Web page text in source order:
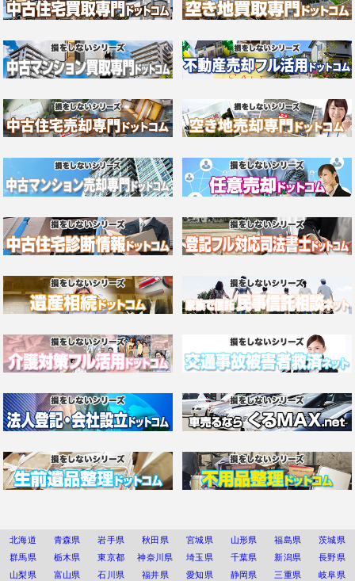
北海道 青森県 岩手県 秋田県 宮城県 山形県 福島県
茨城県
群馬県
栃木県 東京都 神奈川県 埼玉県 千葉県 新潟県
長野県
山梨県
富山県 石川県 福井県 愛知県 静岡県 三重県 岐阜県